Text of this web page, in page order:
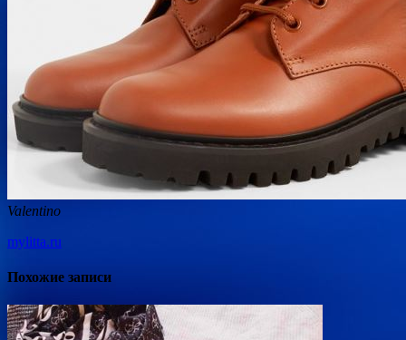
Valentino
mylitta.ru
Похожие записи